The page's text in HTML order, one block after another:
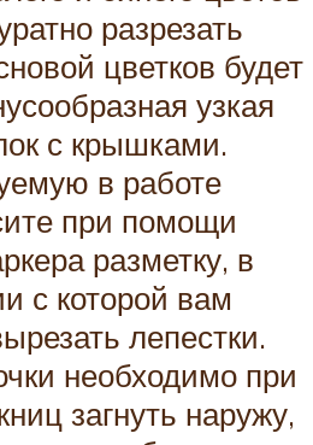
разрезать
цветков будет
узкая
с крышками.
в работе
при помощи
разметку, в
с которой вам
лепестки.
необходимо при
загнуть наружу,